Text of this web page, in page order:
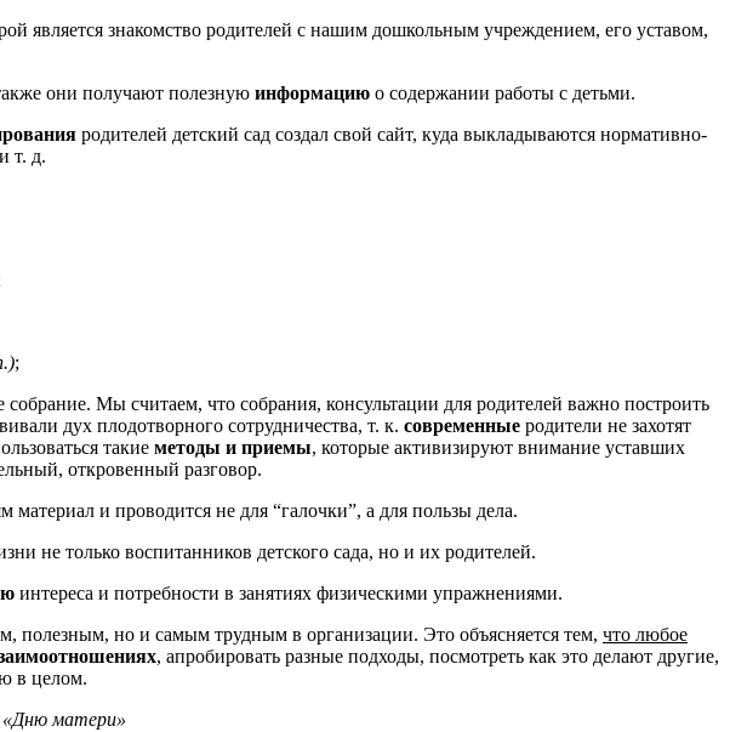
является знакомство родителей с нашим дошкольным учреждением, его уставом,
они получают полезную информацию о содержании работы с детьми.
родителей детский сад создал свой сайт, куда выкладываются нормативно-
т. д.
;
Мы считаем, что собрания, консультации для родителей важно построить
дух плодотворного сотрудничества, т. к. современные родители не захотят
такие методы и приемы, которые активизируют внимание уставших
откровенный разговор.
и проводится не для “галочки”, а для пользы дела.
не только воспитанников детского сада, но и их родителей.
интереса и потребности в занятиях физическими упражнениями.
полезным, но и самым трудным в организации. Это объясняется тем, что любое
, апробировать разные подходы, посмотреть как это делают другие,
в целом.
«Дню матери»